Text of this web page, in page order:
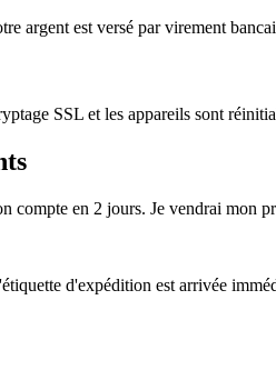
argent est versé par virement
SSL et les appareils sont
compte en 2 jours. Je vendrai mon
d'expédition est arrivée